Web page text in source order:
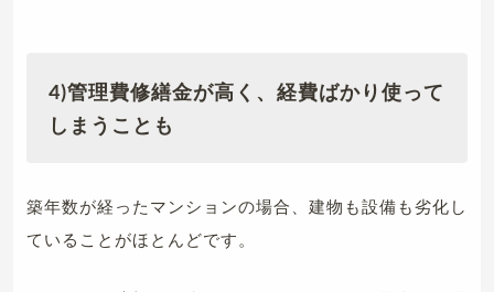
4)管理費修繕金が高く、経費ばかり使って
しまうことも
築年数が経ったマンションの場合、建物も設備も劣化し
ていることがほとんどです。